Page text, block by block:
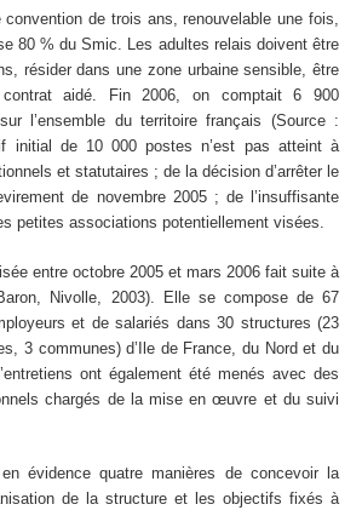
convention de trois ans, renouvelable une fois,
80 % du Smic. Les adultes relais doivent être
résider dans une zone urbaine sensible, être
aidé. Fin 2006, on comptait 6 900
l’ensemble du territoire français (Source :
initial de 10 000 postes n’est pas atteint à
et statutaires ; de la décision d’arrêter le
de novembre 2005 ; de l’insuffisante
petites associations potentiellement visées.
entre octobre 2005 et mars 2006 fait suite à
Nivolle, 2003). Elle se compose de 67
et de salariés dans 30 structures (23
3 communes) d’Ile de France, du Nord et du
ont également été menés avec des
chargés de la mise en œuvre et du suivi
évidence quatre manières de concevoir la
de la structure et les objectifs fixés à